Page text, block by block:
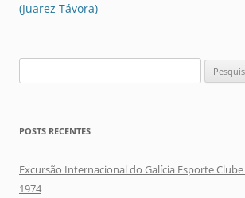
posts
(Juarez Távora)
por:
POSTS RECENTES
Excursão Internacional do Galícia Esporte
1974